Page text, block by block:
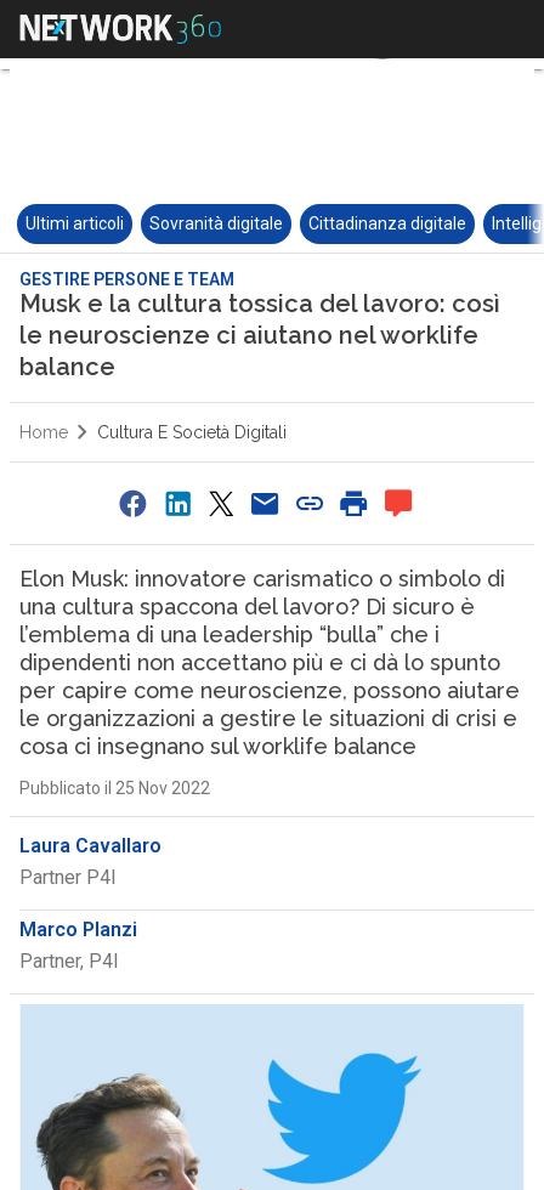
Ultimi articoli Sovranità digitale Cittadinanza digitale
GESTIRE PERSONE E TEAM
Musk e la cultura tossica del lavoro: così
le neuroscienze ci aiutano nel worklife
balance
Home Cultura E Società Digitali
Elon Musk: innovatore carismatico o simbolo di
una cultura spaccona del lavoro? Di sicuro è
l’emblema di una leadership “bulla” che i
dipendenti non accettano più e ci dà lo spunto
per capire come neuroscienze, possono aiutare
le organizzazioni a gestire le situazioni di crisi e
cosa ci insegnano sul worklife balance
Pubblicato il 25 Nov 2022
Laura Cavallaro
Partner P4I
Marco Planzi
Partner, P4I